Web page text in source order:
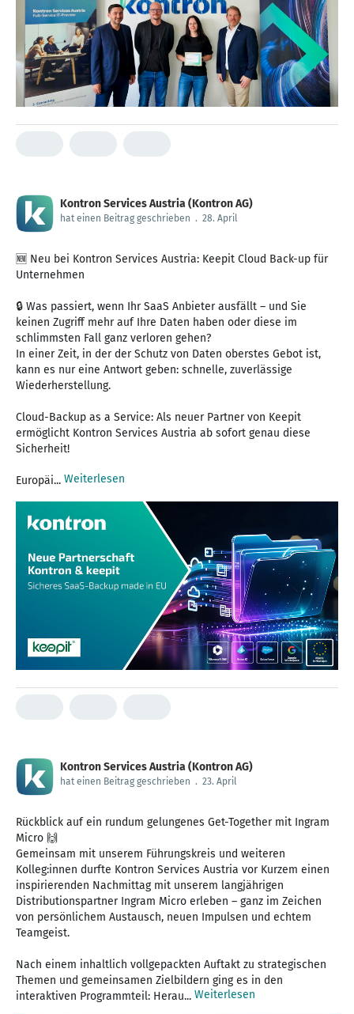
Kontron Services Austria (Kontron AG)
hat einen Beitrag geschrieben . 28. April
🆕 Neu bei Kontron Services Austria: Keepit Cloud Back-up für
Unternehmen
🔒 Was passiert, wenn Ihr SaaS Anbieter ausfällt – und Sie
keinen Zugriff mehr auf Ihre Daten haben oder diese im
schlimmsten Fall ganz verloren gehen?
In einer Zeit, in der der Schutz von Daten oberstes Gebot ist,
kann es nur eine Antwort geben: schnelle, zuverlässige
Wiederherstellung.
Cloud-Backup as a Service: Als neuer Partner von Keepit
ermöglicht Kontron Services Austria ab sofort genau diese
Sicherheit!
Europäi... Weiterlesen
Kontron Services Austria (Kontron AG)
hat einen Beitrag geschrieben . 23. April
Rückblick auf ein rundum gelungenes Get-Together mit Ingram
Micro 🙌
Gemeinsam mit unserem Führungskreis und weiteren
Kolleg:innen durfte Kontron Services Austria vor Kurzem einen
inspirierenden Nachmittag mit unserem langjährigen
Distributionspartner Ingram Micro erleben – ganz im Zeichen
von persönlichem Austausch, neuen Impulsen und echtem
Teamgeist.
Nach einem inhaltlich vollgepackten Auftakt zu strategischen
Themen und gemeinsamen Zielbildern ging es in den
interaktiven Programmteil: Herau... Weiterlesen